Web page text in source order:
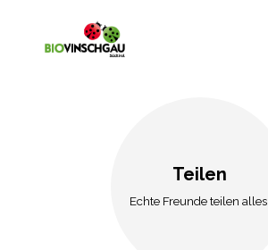
Teilen
Echte Freunde teilen alles.